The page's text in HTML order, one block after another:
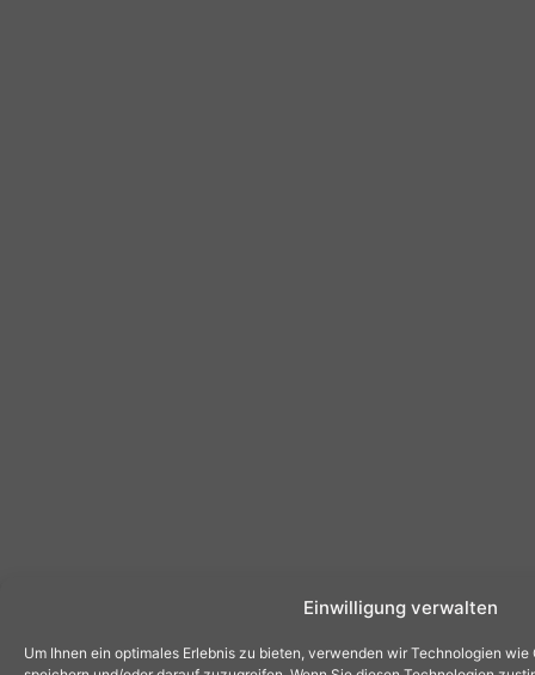
Einwilligung verwalten
Um Ihnen ein optimales Erlebnis zu bieten, verwenden wir Technologien